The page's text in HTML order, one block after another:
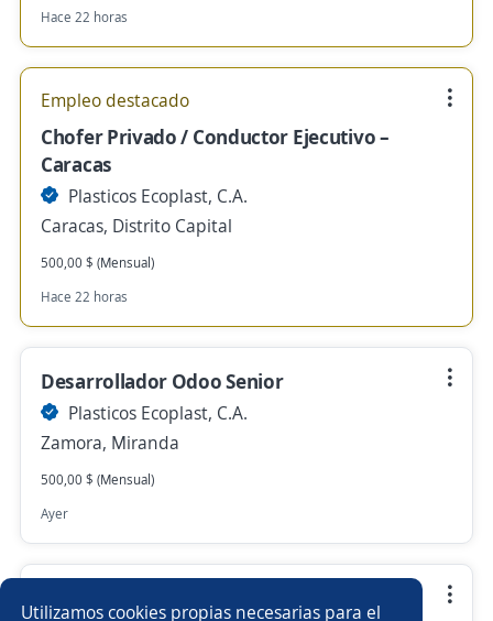
Utilizamos cookies propias necesarias para el
Hace 22 horas
Empleo destacado
Chofer Privado / Conductor Ejecutivo –
Caracas
Plasticos Ecoplast, C.A.
Caracas, Distrito Capital
500,00 $ (Mensual)
Hace 22 horas
Desarrollador Odoo Senior
Plasticos Ecoplast, C.A.
Zamora, Miranda
500,00 $ (Mensual)
Ayer